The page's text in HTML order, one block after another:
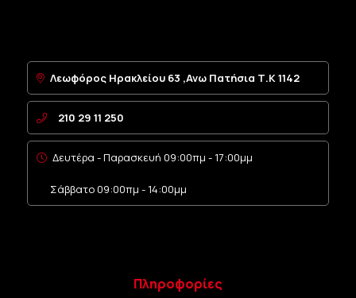
Λεωφόρος Ηρακλείου 63 ,Ανω Πατήσια Τ.Κ 1142
210 29 11 250
Δευτέρα - Παρασκευή 09:00πμ - 17:00μμ
Σάββατο 09:00πμ - 14:00μμ
Πληροφορίες